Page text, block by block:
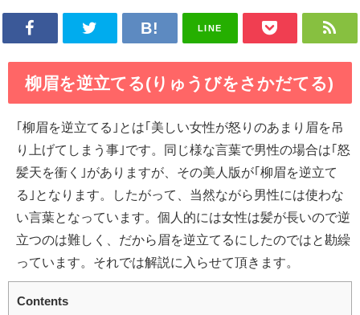
LINE
柳眉を逆立てる(りゅうびをさかだてる)
｢柳眉を逆立てる｣とは｢美しい女性が怒りのあまり眉を吊
り上げてしまう事｣です。同じ様な言葉で男性の場合は｢怒
髪天を衝く｣がありますが、その美人版が｢柳眉を逆立て
る｣となります。したがって、当然ながら男性には使わな
い言葉となっています。個人的には女性は髪が長いので逆
立つのは難しく、だから眉を逆立てるにしたのではと勘繰
っています。それでは解説に入らせて頂きます。
Contents